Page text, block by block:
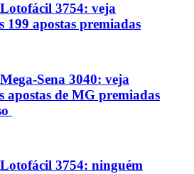
3754: veja
199 apostas premiadas
Sena 3040: veja
apostas de MG premiadas
3754: ninguém